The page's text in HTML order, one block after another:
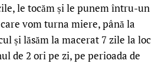
le tocăm și le punem întru-un
vom turna miere, până la
și lăsăm la macerat 7 zile la loc
de 2 ori pe zi, pe perioada de